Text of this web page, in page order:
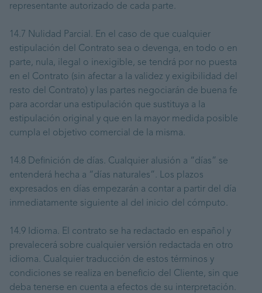
representante autorizado de cada parte.
14.7 Nulidad Parcial. En el caso de que cualquier
estipulación del Contrato sea o devenga, en todo o en
parte, nula, ilegal o inexigible, se tendrá por no puesta
en el Contrato (sin afectar a la validez y exigibilidad del
resto del Contrato) y las partes negociarán de buena fe
para acordar una estipulación que sustituya a la
estipulación original y que en la mayor medida posible
cumpla el objetivo comercial de la misma.
14.8 Definición de días. Cualquier alusión a “días” se
entenderá hecha a “días naturales”. Los plazos
expresados en días empezarán a contar a partir del día
inmediatamente siguiente al del inicio del cómputo.
14.9 Idioma. El contrato se ha redactado en español y
prevalecerá sobre cualquier versión redactada en otro
idioma. Cualquier traducción de estos términos y
condiciones se realiza en beneficio del Cliente, sin que
deba tenerse en cuenta a efectos de su interpretación.